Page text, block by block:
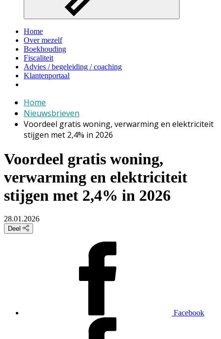
Home
Over mezelf
Boekhouding
Fiscaliteit
Advies / begeleiding / coaching
Klantenportaal
Home
Nieuwsbrieven
Voordeel gratis woning, verwarming en elektriciteit
stijgen met 2,4% in 2026
Voordeel gratis woning,
verwarming en elektriciteit
stijgen met 2,4% in 2026
28.01.2026
Deel
Facebook